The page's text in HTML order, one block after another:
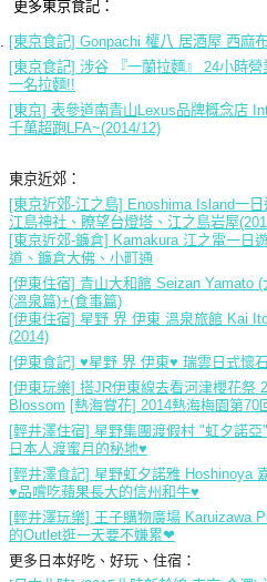
更多東京食記：
[東京食記] Gonpachi 權八 居酒屋 西麻
[東京食記] 涉谷 『一蘭拉麵』 24小時
一名拉麵!!
[東京] 表參道南青山Lexus品牌概念店
千萬超跑LFA~(2014/12)
東京近郊：
[東京近郊-江之島] Enoshima Island一
江島神社、瞭望台燈塔、江之島岩屋
[東京近郊-鐮倉] Kamakura 江之電一日
道、鐮倉大佛、小町通
[伊東住宿] 青山大和館 Seizan Yamato
(溫泉篇)+(食事篇)
[伊東住宿] 星野 界 伊東 溫泉旅館 Kai
(2014)
[伊東食記] ♥星野 界 伊東♥ 瑞雲日式懷
[伊東玩樂] 搭JR伊東線去看河津櫻花祭
Blossom [熱海賞花] 2014熱海梅園第
[輕井澤住宿] 星野集團渡假村 "虹夕諾
日本人渡蜜月的秘地♥
[輕井澤食記] 星野虹夕諾雅 Hoshinoya
♥品嚐吃蘋果長大的信州和牛♥
[輕井澤玩樂] 王子購物廣場 Karuizawa
的Outlet逛一天要不嫌累❤
更多日本好吃、好玩、住宿：